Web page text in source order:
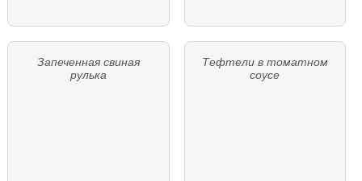
Запеченная свиная
рулька
Тефтели в томатном
соусе